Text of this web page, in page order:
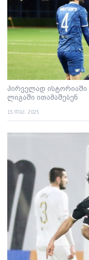
პირველად ისტორიაში
ლიგაში ითამაშებენ
15 დეკ. 2025